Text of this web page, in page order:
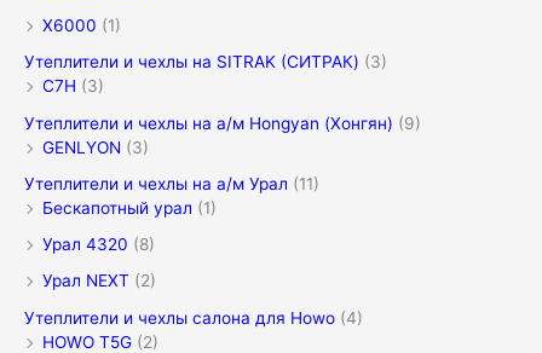
X6000 (1)
Утеплители и чехлы на SITRAK (СИТРАК) (3)
C7H (3)
Утеплители и чехлы на а/м Hongyan (Хонгян) (9)
GENLYON (3)
Утеплители и чехлы на а/м Урал (11)
Бескапотный урал (1)
Урал 4320 (8)
Урал NEXT (2)
Утеплители и чехлы салона для Howo (4)
HOWO T5G (2)